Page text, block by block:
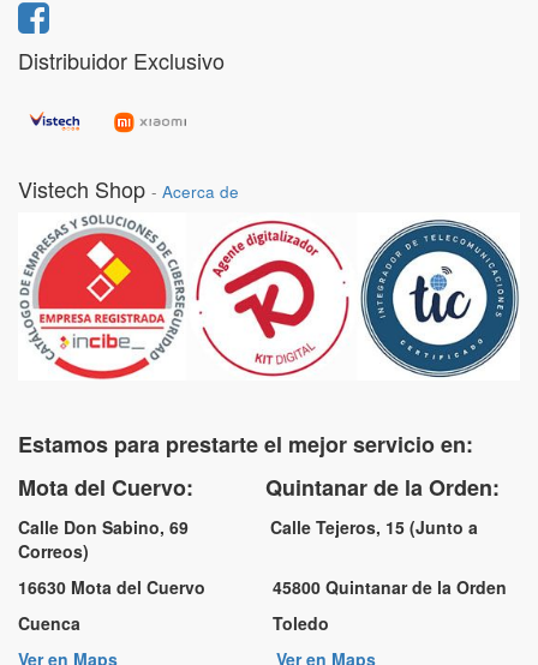
Distribuidor Exclusivo
Vistech Shop - Acerca de
Estamos para prestarte el mejor servicio en:
Mota del Cuervo: Quintanar de la Orden:
Calle Don Sabino, 69 Calle Tejeros, 15 (Junto a
Correos)
16630 Mota del Cuervo 45800 Quintanar de la Orden
Cuenca Toledo
Ver en Maps
Ver en Maps